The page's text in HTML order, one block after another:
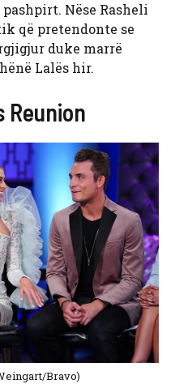
Nëse Rasheli
që pretendonte se
duke marrë
Lalës hir.
Reunion
Bravo)